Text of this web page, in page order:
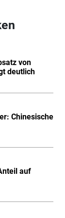
von
deutlich
Chinesische
auf